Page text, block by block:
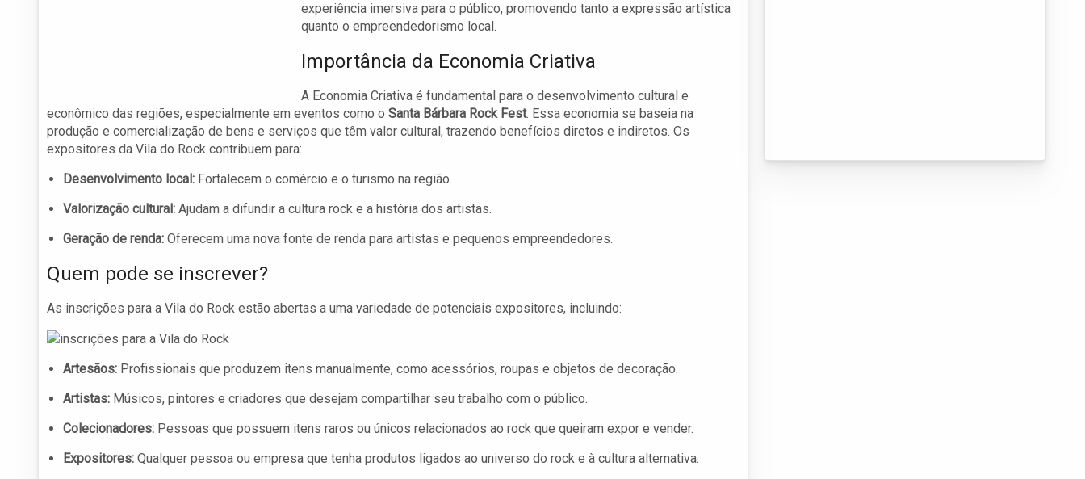
experiência imersiva para o público, promovendo tanto a expressão artística
quanto o empreendedorismo local.
Importância da Economia Criativa
A Economia Criativa é fundamental para o desenvolvimento cultural e
econômico das regiões, especialmente em eventos como o Santa Bárbara Rock Fest. Essa economia se baseia na
produção e comercialização de bens e serviços que têm valor cultural, trazendo benefícios diretos e indiretos. Os
expositores da Vila do Rock contribuem para:
Desenvolvimento local: Fortalecem o comércio e o turismo na região.
Valorização cultural: Ajudam a difundir a cultura rock e a história dos artistas.
Geração de renda: Oferecem uma nova fonte de renda para artistas e pequenos empreendedores.
Quem pode se inscrever?
As inscrições para a Vila do Rock estão abertas a uma variedade de potenciais expositores, incluindo:
Artesãos: Profissionais que produzem itens manualmente, como acessórios, roupas e objetos de decoração.
Artistas: Músicos, pintores e criadores que desejam compartilhar seu trabalho com o público.
Colecionadores: Pessoas que possuem itens raros ou únicos relacionados ao rock que queiram expor e vender.
Expositores: Qualquer pessoa ou empresa que tenha produtos ligados ao universo do rock e à cultura alternativa.